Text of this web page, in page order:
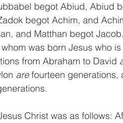
begot Abiud, Abiud
begot Achim, and
and Matthan begot Jacob.
was born Jesus who
from Abraham to David
are fourteen generations,
Christ was as follows: